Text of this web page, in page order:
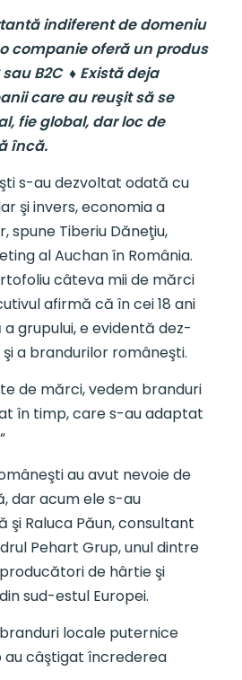
indiferent de domeniu
companie oferă un produs
B2C ♦ Există deja
care au reuşit să se
fie global, dar loc de
încă.
s-au dez­vol­tat odată cu
şi invers, economia a
spune Tiberiu Dăneţiu,
al Auchan în România.
câteva mii de mărci
afirmă că în cei 18 ani
grupului, e evidentă dez­
a brandurilor româneşti.
de mărci, vedem branduri
în timp, care s-au adaptat
au avut nevoie de
dar acum ele s-au
şi Raluca Păun, consultant
Pehart Grup, unul dintre
de hârtie şi
sud-estul Europei.
locale pu­ternice
au câştigat încrederea